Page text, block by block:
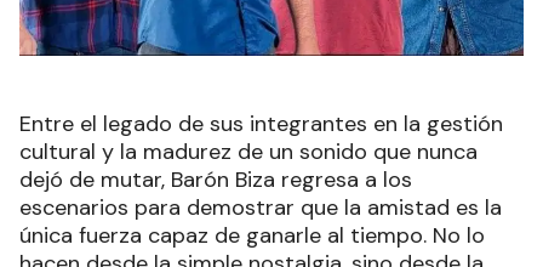
Entre el legado de sus integrantes en la gestión
cultural y la madurez de un sonido que nunca
dejó de mutar, Barón Biza regresa a los
escenarios para demostrar que la amistad es la
única fuerza capaz de ganarle al tiempo. No lo